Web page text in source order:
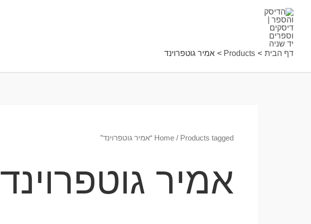
דף הבית Products אמיר גוטפרוינד
Home / Products tagged “אמיר גוטפרוינד”
אמיר גוטפרוינד